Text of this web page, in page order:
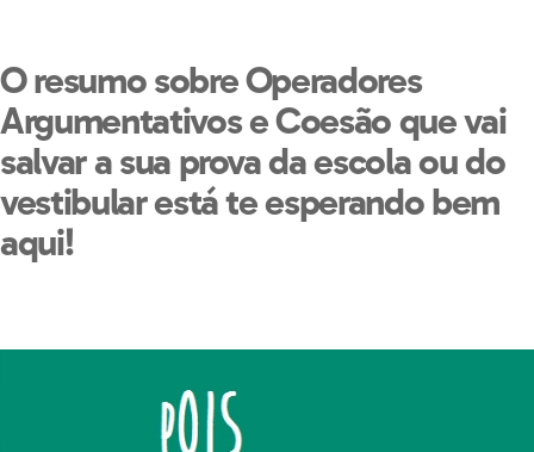
O resumo sobre Operadores
Argumentativos e Coesão que vai
salvar a sua prova da escola ou do
vestibular está te esperando bem
aqui!